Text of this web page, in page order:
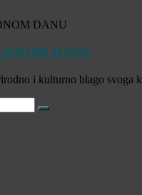
DANU
i kulturno blago svoga